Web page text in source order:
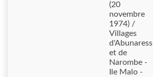
(20
novembre
1974) /
Villages
d'Abunaress
et de
Narombe -
Ile Malo -